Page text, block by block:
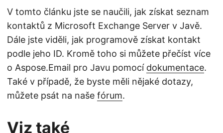
V tomto článku jste se naučili, jak získat seznam
kontaktů z Microsoft Exchange Server v Javě.
Dále jste viděli, jak programově získat kontakt
podle jeho ID. Kromě toho si můžete přečíst více
o Aspose.Email pro Javu pomocí dokumentace.
Také v případě, že byste měli nějaké dotazy,
můžete psát na naše fórum.
Viz také